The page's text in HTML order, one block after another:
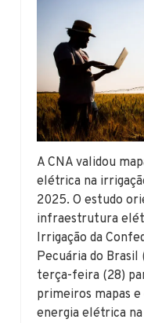
A CNA validou
elétrica na
2025. O estudo
infraestrutura
Irrigação da
Pecuária do
terça-feira (28)
primeiros mapas e
energia elétrica